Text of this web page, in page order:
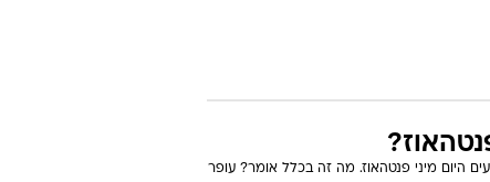
היום מיני פנטהאוז. מה זה בכלל אומר? עופר